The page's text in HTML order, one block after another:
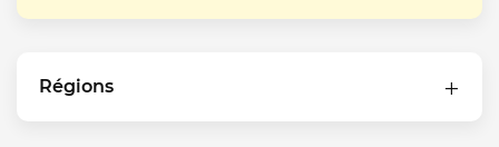
Régions